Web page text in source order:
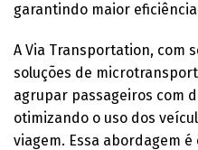
garantindo maior
A Via Transportation, com
soluções de
agrupar passageiros com
otimizando o uso dos
viagem. Essa abordagem